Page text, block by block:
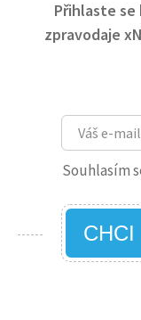
Přihlaste se
zpravodaje
Souhlasím
CHCI